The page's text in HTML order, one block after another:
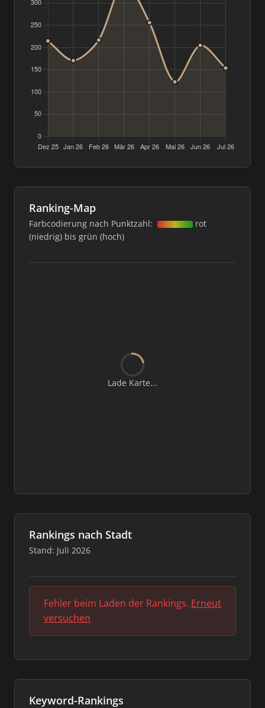
Ranking-Map
Farbcodierung nach Punktzahl:
rot
(niedrig) bis grün (hoch)
Lade Karte...
Rankings nach Stadt
Stand: Juli 2026
Fehler beim Laden der Rankings. Erneut
versuchen
Keyword-Rankings